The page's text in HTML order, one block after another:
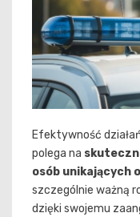
Efektywność
polega na
osób unikających
szczególnie ważną
dzięki swojemu